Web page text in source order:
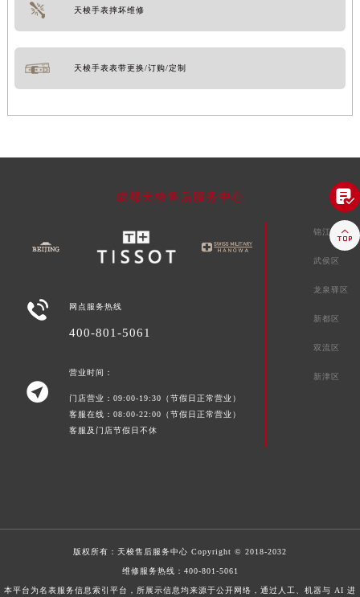
天梭手表摔坏维修
天梭手表表带更换/订购/定制
成都天梭售后服务中心
 网点服务热线
400-801-5061

营业时间：
门店营业：09:00-19:30（节假日正常营业）
客服在线：08:00-22:00（节假日正常营业）
客服及门店节假日不休
锦江区
武侯区
龙泉驿区
新都区
双流区
新津区
版权所有： 天梭售后服务中心 Copyright © 2018-2032
维修服务热线： 400-801-5061
本平台为名表服务信息索引平台，所展示信息均来源于公开网络，通过人工、机器与 AI 进

